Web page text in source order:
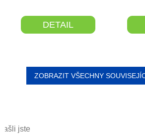
jste
DETAIL
ZOBRAZIT VŠECHNY